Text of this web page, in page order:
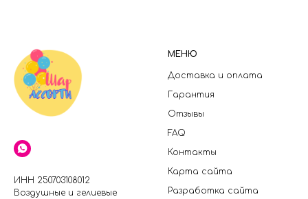
ИНН 250703108012
Воздушные и гелиевые
МЕНЮ
Доставка и оплата
Гарантия
Отзывы
FAQ
Контакты
Карта сайта
Разработка сайта